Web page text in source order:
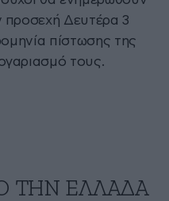
προσεχή Δευτέρα 3
πίστωσης της
τους.
ΤΗΝ ΕΛΛΑΔΑ